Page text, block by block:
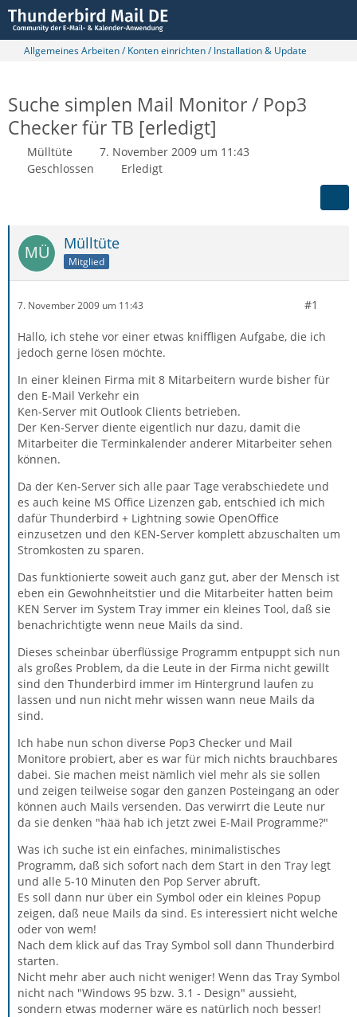
Allgemeines Arbeiten / Konten einrichten / Installation & Update
Suche simplen Mail Monitor / Pop3
Checker für TB [erledigt]
Mülltüte
7. November 2009 um 11:43
Geschlossen
Erledigt
Mülltüte
Mitglied
7. November 2009 um 11:43 #1
Hallo, ich stehe vor einer etwas kniffligen Aufgabe, die ich
jedoch gerne lösen möchte.
In einer kleinen Firma mit 8 Mitarbeitern wurde bisher für
den E-Mail Verkehr ein
Ken-Server mit Outlook Clients betrieben.
Der Ken-Server diente eigentlich nur dazu, damit die
Mitarbeiter die Terminkalender anderer Mitarbeiter sehen
können.
Da der Ken-Server sich alle paar Tage verabschiedete und
es auch keine MS Office Lizenzen gab, entschied ich mich
dafür Thunderbird + Lightning sowie OpenOffice
einzusetzen und den KEN-Server komplett abzuschalten um
Stromkosten zu sparen.
Das funktionierte soweit auch ganz gut, aber der Mensch ist
eben ein Gewohnheitstier und die Mitarbeiter hatten beim
KEN Server im System Tray immer ein kleines Tool, daß sie
benachrichtigte wenn neue Mails da sind.
Dieses scheinbar überflüssige Programm entpuppt sich nun
als großes Problem, da die Leute in der Firma nicht gewillt
sind den Thunderbird immer im Hintergrund laufen zu
lassen und nun nicht mehr wissen wann neue Mails da
sind.
Ich habe nun schon diverse Pop3 Checker und Mail
Monitore probiert, aber es war für mich nichts brauchbares
dabei. Sie machen meist nämlich viel mehr als sie sollen
und zeigen teilweise sogar den ganzen Posteingang an oder
können auch Mails versenden. Das verwirrt die Leute nur
da sie denken "hää hab ich jetzt zwei E-Mail Programme?"
Was ich suche ist ein einfaches, minimalistisches
Programm, daß sich sofort nach dem Start in den Tray legt
und alle 5-10 Minuten den Pop Server abruft.
Es soll dann nur über ein Symbol oder ein kleines Popup
zeigen, daß neue Mails da sind. Es interessiert nicht welche
oder von wem!
Nach dem klick auf das Tray Symbol soll dann Thunderbird
starten.
Nicht mehr aber auch nicht weniger! Wenn das Tray Symbol
nicht nach "Windows 95 bzw. 3.1 - Design" aussieht,
sondern etwas moderner wäre es natürlich noch besser!